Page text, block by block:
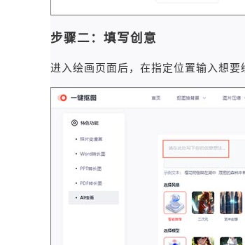
步骤二：填写创意
进入绘画页面后，在指定位置输入想要